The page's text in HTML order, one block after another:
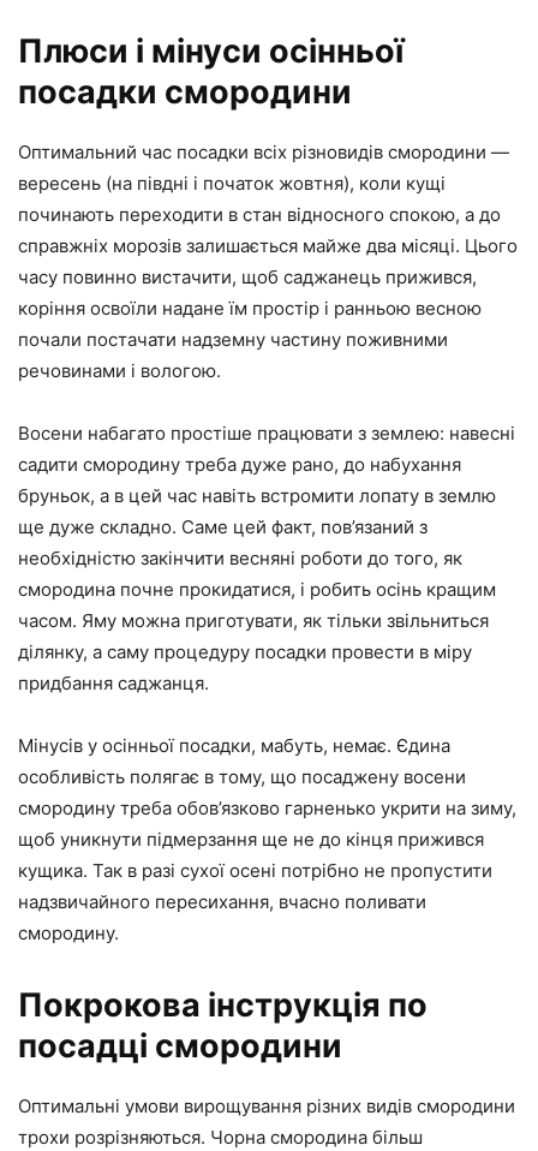
Плюси і мінуси осінньої
посадки смородини
Оптимальний час посадки всіх різновидів смородини —
вересень (на півдні і початок жовтня), коли кущі
починають переходити в стан відносного спокою, а до
справжніх морозів залишається майже два місяці. Цього
часу повинно вистачити, щоб саджанець прижився,
коріння освоїли надане їм простір і ранньою весною
почали постачати надземну частину поживними
речовинами і вологою.
Восени набагато простіше працювати з землею: навесні
садити смородину треба дуже рано, до набухання
бруньок, а в цей час навіть встромити лопату в землю
ще дуже складно. Саме цей факт, пов’язаний з
необхідністю закінчити весняні роботи до того, як
смородина почне прокидатися, і робить осінь кращим
часом. Яму можна приготувати, як тільки звільниться
ділянку, а саму процедуру посадки провести в міру
придбання саджанця.
Мінусів у осінньої посадки, мабуть, немає. Єдина
особливість полягає в тому, що посаджену восени
смородину треба обов’язково гарненько укрити на зиму,
щоб уникнути підмерзання ще не до кінця прижився
кущика. Так в разі сухої осені потрібно не пропустити
надзвичайного пересихання, вчасно поливати
смородину.
Покрокова інструкція по
посадці смородини
Оптимальні умови вирощування різних видів смородини
трохи розрізняються. Чорна смородина більш